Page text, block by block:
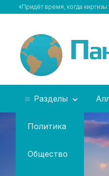
«Придёт время, когда
Разделы
Политика
Общество